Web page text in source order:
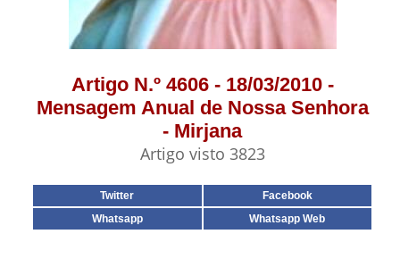
Artigo N.º 4606 - 18/03/2010 -
Mensagem Anual de Nossa Senhora
- Mirjana
Artigo visto 3823
Twitter
Facebook
Whatsapp
Whatsapp Web